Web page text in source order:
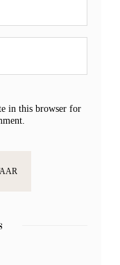
in this browser for